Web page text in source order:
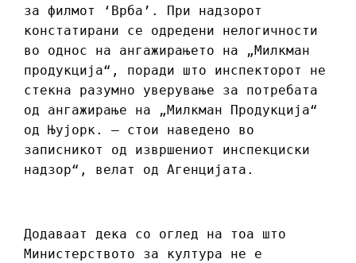
за филмот ‘Врба’. При надзорот
констатирани се одредени нелогичности
во однос на ангажирањето на „Милкман
продукција“, поради што инспекторот не
стекна разумно уверување за потребата
од ангажирање на „Милкман Продукција“
од Њујорк. – стои наведено во
записникот од извршениот инспекциски
надзор“, велат од Агенцијата.
Додаваат дека со оглед на тоа што
Министерството за култура не е